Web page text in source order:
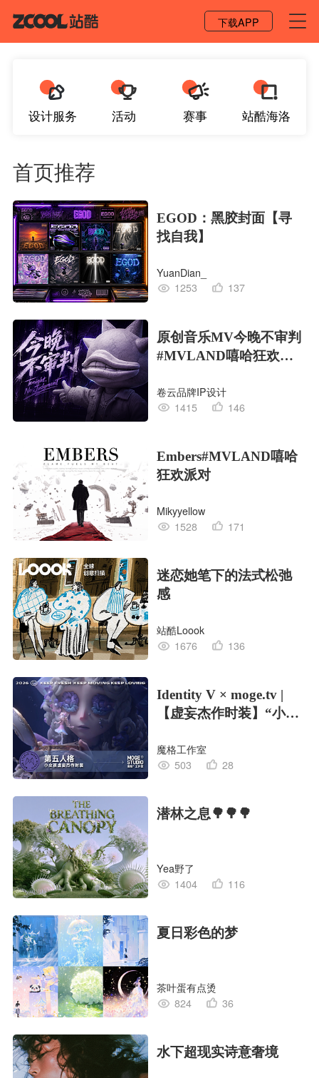
下载APP
设计服务 活动 赛事 站酷海洛
首页推荐
EGOD：黑胶封面【寻
找自我】
YuanDian_
1253
137
原创音乐MV今晚不审判
#MVLAND嘻哈狂欢派
卷云品牌IP设计
1415
146
Embers#MVLAND嘻哈
狂欢派对
Mikyyellow
1528
171
迷恋她笔下的法式松弛
感
站酷Loook
1676
136
Identity V × moge.tv |
【虚妄杰作时装】“小女
魔格工作室
503
28
潜林之息🌳🌳🌳
Yea野了
1404
116
夏日彩色的梦
茶叶蛋有点烫
824
36
水下超现实诗意奢境